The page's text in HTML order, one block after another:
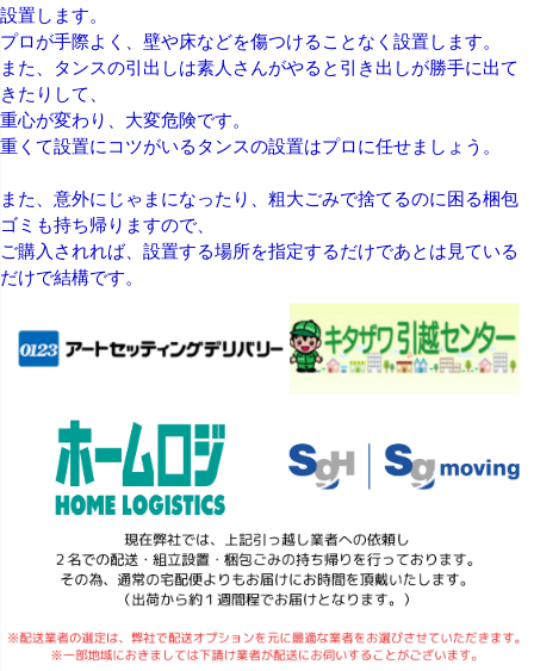
設置します。
プロが手際よく、壁や床などを傷つけることなく設置します。
また、タンスの引出しは素人さんがやると引き出しが勝手に出て
きたりして、
重心が変わり、大変危険です。
重くて設置にコツがいるタンスの設置はプロに任せましょう。
また、意外にじゃまになったり、粗大ごみで捨てるのに困る梱包
ゴミも持ち帰りますので、
ご購入されれば、設置する場所を指定するだけであとは見ている
だけで結構です。